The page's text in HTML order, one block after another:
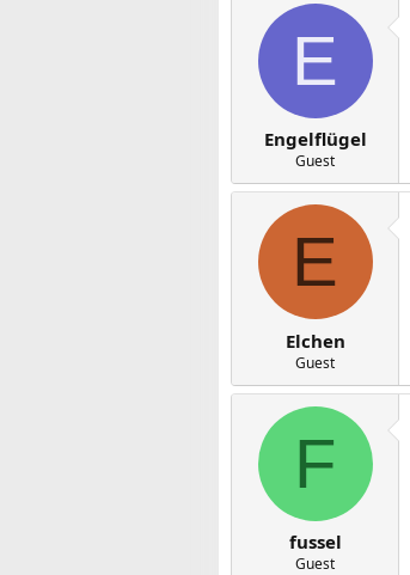
E
Engelflügel
Guest
E
Elchen
Guest
F
fussel
Guest